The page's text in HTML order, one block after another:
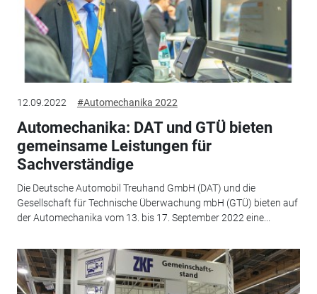
12.09.2022 #Automechanika 2022
Automechanika: DAT und GTÜ bieten
gemeinsame Leistungen für
Sachverständige
Die Deutsche Automobil Treuhand GmbH (DAT) und die
Gesellschaft für Technische Überwachung mbH (GTÜ) bieten auf
der Automechanika vom 13. bis 17. September 2022 eine...